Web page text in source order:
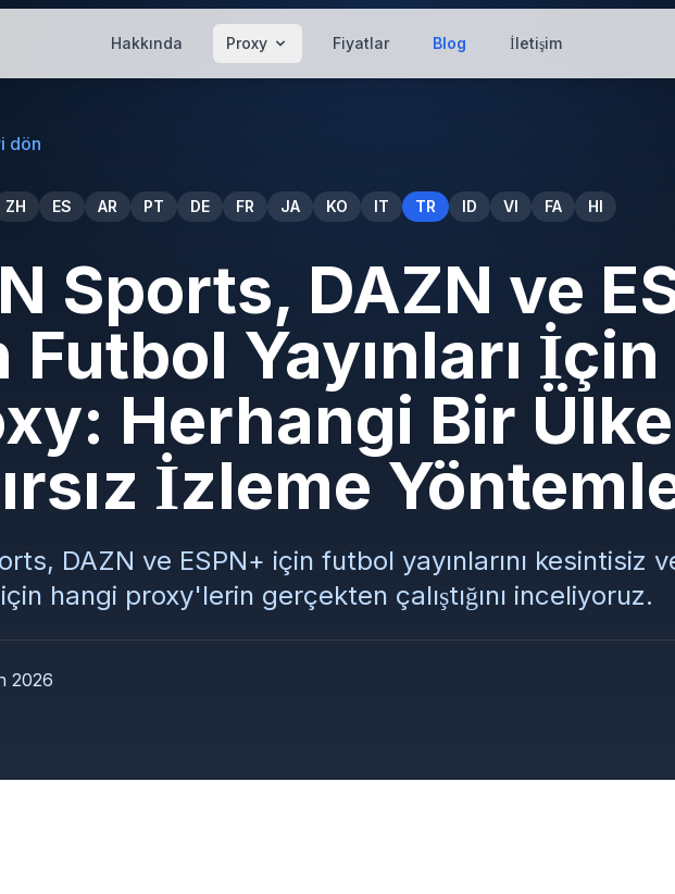
Hakkında Proxy Fiyatlar Blog İletişim
dön
ZH ES AR PT DE FR JA KO IT TR ID VI FA HI
Sports, DAZN ve
Futbol Yayınları İçin
Herhangi Bir
İzleme
DAZN ve ESPN+ için futbol yayınlarını kesintisiz
hangi proxy'lerin gerçekten çalıştığını inceliyoruz.
2026